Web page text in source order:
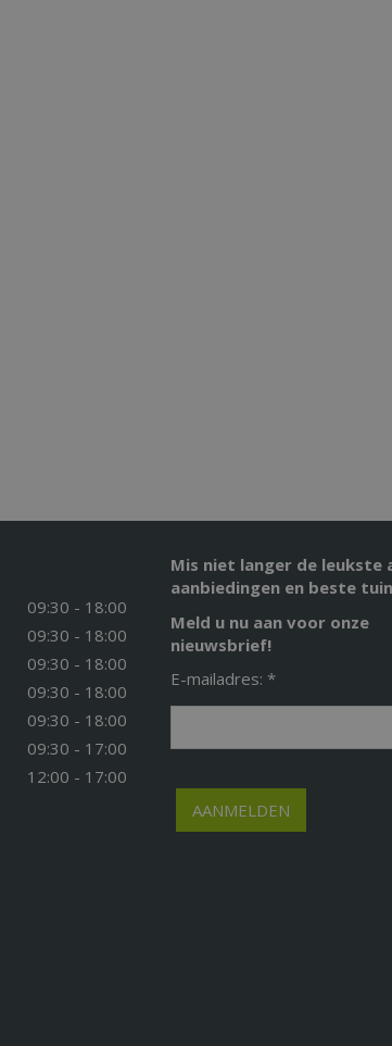
09:30 - 18:00
09:30 - 18:00
09:30 - 18:00
09:30 - 18:00
09:30 - 18:00
09:30 - 17:00
12:00 - 17:00
Mis niet langer de leukste
aanbiedingen en beste
Meld u nu aan voor onze
nieuwsbrief!
E-mailadres: *